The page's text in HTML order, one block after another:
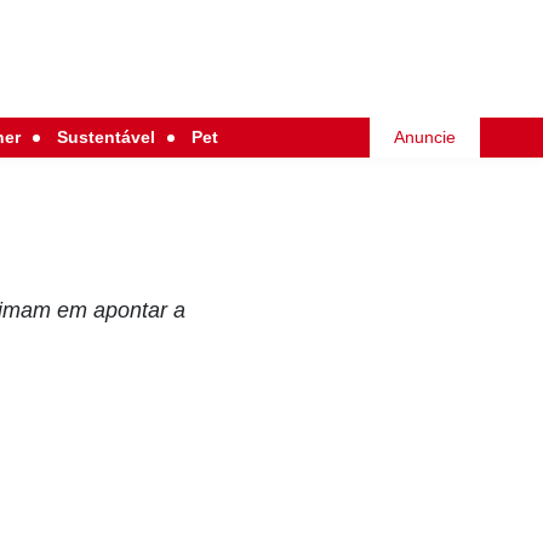
Sustentável Pet Anuncie
em apontar a